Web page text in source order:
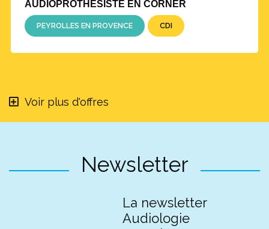
AUDIOPROTHESISTE EN CORNER
PEYROLLES EN PROVENCE CDI
Voir plus d'offres
Newsletter
La newsletter
Audiologie